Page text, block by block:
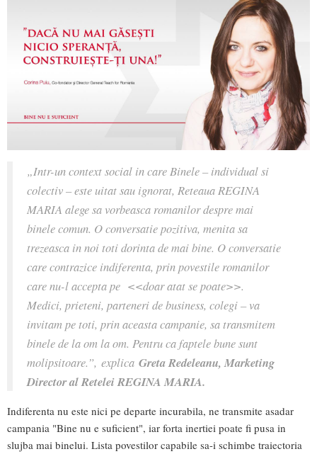
„Intr-un context social in care Binele – individual si
colectiv – este uitat sau ignorat, Reteaua REGINA
MARIA alege sa vorbeasca romanilor despre mai
binele comun. O conversatie pozitiva, menita sa
trezeasca in noi toti dorinta de mai bine. O conversatie
care contrazice indiferenta, prin povestile romanilor
care nu-l accepta pe <<doar atat se poate>>.
Medici, prieteni, parteneri de business, colegi – va
invitam pe toti, prin aceasta campanie, sa transmitem
binele de la om la om. Pentru ca faptele bune sunt
molipsitoare.”, explica Greta Redeleanu, Marketing
Director al Retelei REGINA MARIA.
Indiferenta nu este nici pe departe incurabila, ne transmite asadar
campania "Bine nu e suficient", iar forta inertiei poate fi pusa in
slujba mai binelui. Lista povestilor capabile sa-i schimbe traiectoria